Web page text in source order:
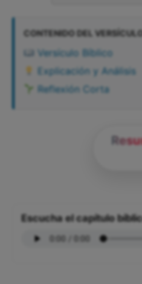
CONTENIDO DEL
Versículo Bíblico
Explicación y Análisis
Reflexión Corta
Escucha el capítulo